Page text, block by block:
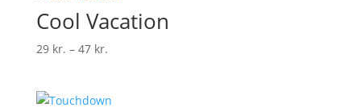
Cool Vacation
29 kr. – 47 kr.Prisinterval:
47 kr.